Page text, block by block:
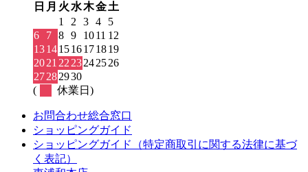
日 月 火 水木金土
1
2 3 4
5
6
7 8 9 1011 12
13141516171819
2021 22 23242526
27282930
(
休業日)
お問合わせ総合窓口
ショッピングガイド
ショッピングガイド（特定商取引に関する法律に基づ
く表記）